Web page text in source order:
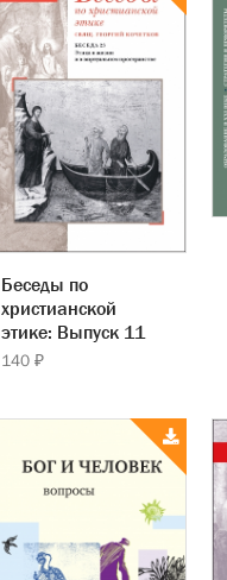
Беседы по
христианской
этике: Выпуск 11
140 ₽